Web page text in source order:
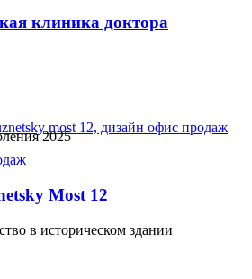
клиника доктора
2025
Most 12
в историческом здании